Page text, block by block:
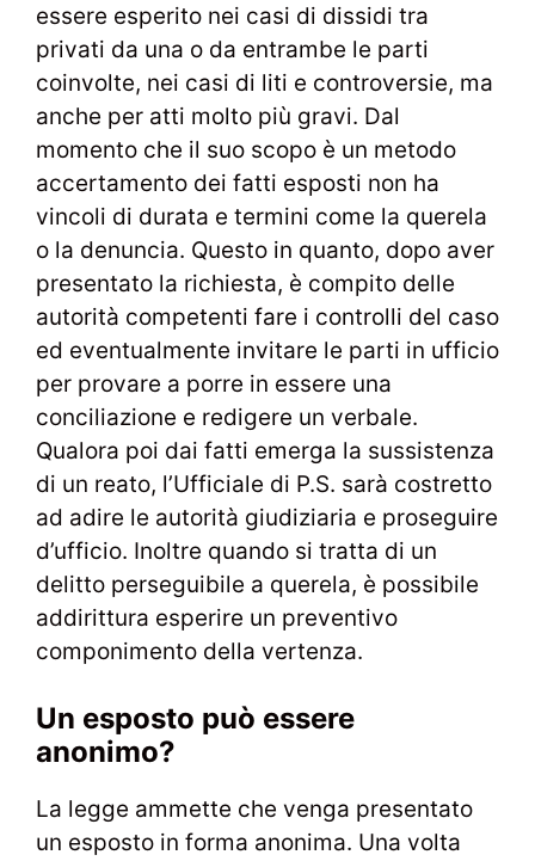
essere esperito nei casi di dissidi tra
privati da una o da entrambe le parti
coinvolte, nei casi di liti e controversie, ma
anche per atti molto più gravi. Dal
momento che il suo scopo è un metodo
accertamento dei fatti esposti non ha
vincoli di durata e termini come la querela
o la denuncia. Questo in quanto, dopo aver
presentato la richiesta, è compito delle
autorità competenti fare i controlli del caso
ed eventualmente invitare le parti in ufficio
per provare a porre in essere una
conciliazione e redigere un verbale.
Qualora poi dai fatti emerga la sussistenza
di un reato, l’Ufficiale di P.S. sarà costretto
ad adire le autorità giudiziaria e proseguire
d’ufficio. Inoltre quando si tratta di un
delitto perseguibile a querela, è possibile
addirittura esperire un preventivo
componimento della vertenza.
Un esposto può essere
anonimo?
La legge ammette che venga presentato
un esposto in forma anonima. Una volta